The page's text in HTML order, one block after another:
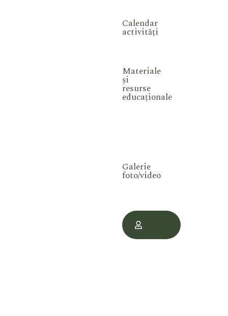
Calendar
activități
Materiale
și
resurse
educaționale
Galerie
foto/video